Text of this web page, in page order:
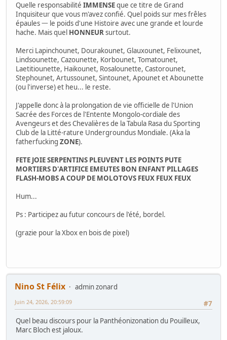
Quelle responsabilité IMMENSEque ce titre de Grand
Inquisiteur que vous m'avez confié. Quel poids sur mes frêles
épaules 一 le poids d'une Histoire avec une grande et lourde
hache. Mais quel HONNEURsurtout.
Merci Lapinchounet, Dourakounet, Glauxounet, Felixounet,
Lindsounette, Cazounette, Korbounet, Tomatounet,
Laetitiounette, Haikounet, Rosalounette, Castorounet,
Stephounet, Artussounet, Sintounet, Apounet et Abounette
(ou l'inverse) et heu... le reste.
J'appelle donc à la prolongation de vie officielle de l'Union
Sacrée des Forces de l'Entente Mongolo-cordiale des
Avengeurs et des Chevalières de la Tabula Rasa du Sporting
Club de la Litté-rature Undergroundus Mondiale. (Aka la
fatherfucking ZONE).
FETE JOIE SERPENTINS PLEUVENT LES POINTS PUTE
MORTIERS D'ARTIFICE EMEUTES BON ENFANT PILLAGES
FLASH-MOBS A COUP DE MOLOTOVS FEUX FEUX FEUX
Hum...
Ps : Participez au futur concours de l'été, bordel.
(grazie pour la Xbox en bois de pixel)
Nino St Félix
admin zonard
#7
Juin 24, 2026, 20:59:09
Quel beau discours pour la Panthéonizonation du Pouilleux,
Marc Bloch est jaloux.